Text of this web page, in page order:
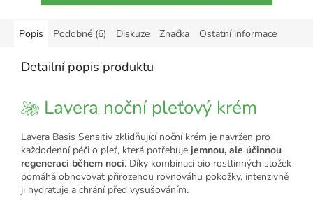
Popis Podobné (6) Diskuze Značka Ostatní informace
Detailní popis produktu
Lavera noční pleťový krém
Lavera Basis Sensitiv zklidňující noční krém je navržen pro
každodenní péči o pleť, která potřebuje jemnou, ale účinnou
regeneraci během noci. Díky kombinaci bio rostlinných složek
pomáhá obnovovat přirozenou rovnováhu pokožky, intenzivně
ji hydratuje a chrání před vysušováním.